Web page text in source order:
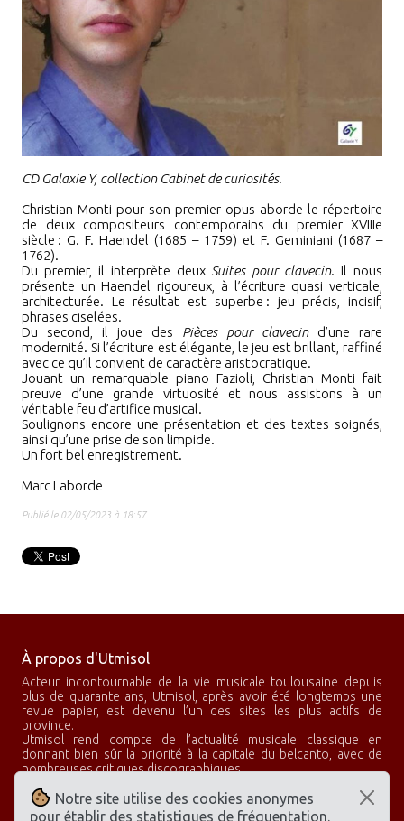
CD Galaxie Y, collection Cabinet de curiosités.
Christian Monti pour son premier opus aborde le répertoire
de deux compositeurs contemporains du premier XVIIIe
siècle : G. F. Haendel (1685 – 1759) et F. Geminiani (1687 –
1762).
Du premier, il interprète deux Suites pour clavecin. Il nous
présente un Haendel rigoureux, à l’écriture quasi verticale,
architecturée. Le résultat est superbe : jeu précis, incisif,
phrases ciselées.
Du second, il joue des Pièces pour clavecind’une rare
modernité. Si l’écriture est élégante, le jeu est brillant, raffiné
avec ce qu’il convient de caractère aristocratique.
Jouant un remarquable piano Fazioli, Christian Monti fait
preuve d’une grande virtuosité et nous assistons à un
véritable feu d’artifice musical.
Soulignons encore une présentation et des textes soignés,
ainsi qu’une prise de son limpide.
Un fort bel enregistrement.
Marc Laborde
Publié le 02/05/2023 à 18:57.
Notre site utilise des cookies anonymes
pour établir des statistiques de fréquentation.
À propos d'Utmisol
Acteur incontournable de la vie musicale toulousaine depuis
plus de quarante ans, Utmisol, après avoir été longtemps une
revue papier, est devenu l’un des sites les plus actifs de
province.
Utmisol rend compte de l’actualité musicale classique en
donnant bien sûr la priorité à la capitale du belcanto, avec de
nombreuses critiques discographiques.
privés, des rencontres avec des artistes et de nombreux
voyages à la découverte des plus grandes scènes lyriques.